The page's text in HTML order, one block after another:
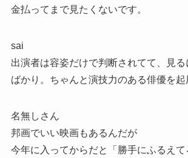
金払ってまで見たくないです。
sai
出演者は容姿だけで判断されてて、見
ばかり。ちゃんと演技力のある俳優を
名無しさん
邦画でいい映画もあるんだが
今年に入ってからだと「勝手にふるえ